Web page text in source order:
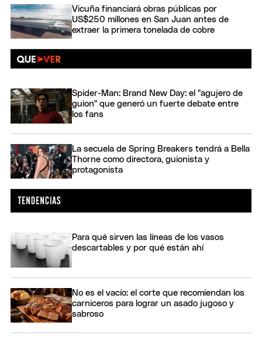
Vicuña financiará obras públicas por
US$250 millones en San Juan antes de
extraer la primera tonelada de cobre
Spider-Man: Brand New Day: el "agujero de
guion" que generó un fuerte debate entre
los fans
La secuela de Spring Breakers tendrá a Bella
Thorne como directora, guionista y
protagonista
Para qué sirven las líneas de los vasos
descartables y por qué están ahí
No es el vacío: el corte que recomiendan los
carniceros para lograr un asado jugoso y
sabroso